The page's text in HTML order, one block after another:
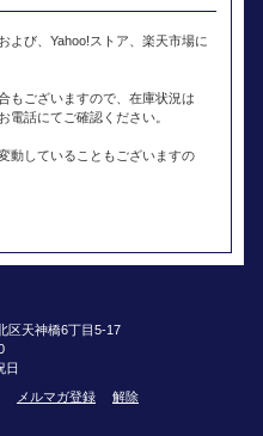
よび、Yahoo!ストア、楽天市場に
もございますので、在庫状況は
電話にてご確認ください。
動していることもございますの
区天神橋6丁目5-17
日
メルマガ登録 解除